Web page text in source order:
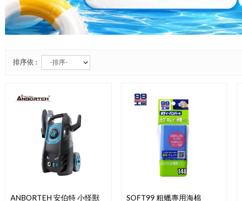
排序依 :
ANBORTEH 安伯特 小怪獸
SOFT99 粗蠟專用海棉